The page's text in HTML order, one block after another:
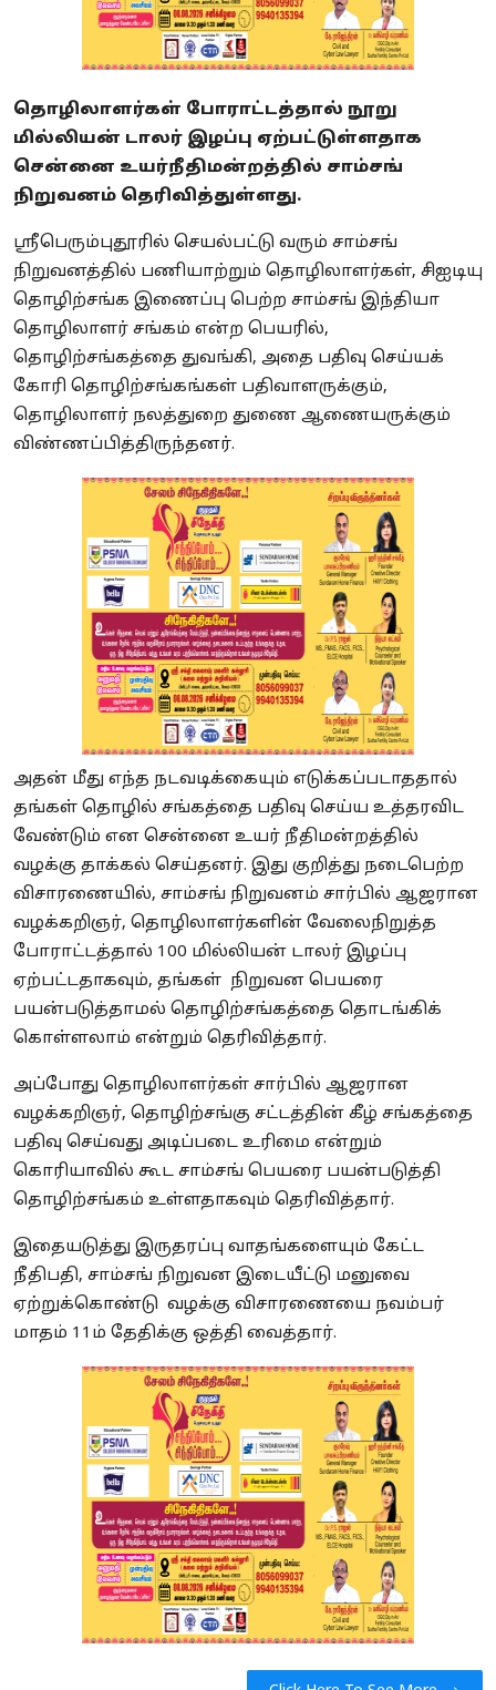
தொழிலாளர்கள் போராட்டத்தால் நூறு
மில்லியன் டாலர் இழப்பு ஏற்பட்டுள்ளதாக
சென்னை உயர்நீதிமன்றத்தில் சாம்சங்
நிறுவனம் தெரிவித்துள்ளது.
ஸ்ரீபெரும்புதூரில் செயல்பட்டு வரும் சாம்சங்
நிறுவனத்தில் பணியாற்றும் தொழிலாளர்கள், சிஐடியு
தொழிற்சங்க இணைப்பு பெற்ற சாம்சங் இந்தியா
தொழிலாளர் சங்கம் என்ற பெயரில்,
தொழிற்சங்கத்தை துவங்கி, அதை பதிவு செய்யக்
கோரி தொழிற்சங்கங்கள் பதிவாளருக்கும்,
தொழிலாளர் நலத்துறை துணை ஆணையருக்கும்
விண்ணப்பித்திருந்தனர்.
அதன் மீது எந்த நடவடிக்கையும் எடுக்கப்படாததால்
தங்கள் தொழில் சங்கத்தை பதிவு செய்ய உத்தரவிட
வேண்டும் என சென்னை உயர் நீதிமன்றத்தில்
வழக்கு தாக்கல் செய்தனர். இது குறித்து நடைபெற்ற
விசாரணையில், சாம்சங் நிறுவனம் சார்பில் ஆஜரான
வழக்கறிஞர், தொழிலாளர்களின் வேலைநிறுத்த
போராட்டத்தால் 100 மில்லியன் டாலர் இழப்பு
ஏற்பட்டதாகவும், தங்கள் நிறுவன பெயரை
பயன்படுத்தாமல் தொழிற்சங்கத்தை தொடங்கிக்
கொள்ளலாம் என்றும் தெரிவித்தார்.
அப்போது தொழிலாளர்கள் சார்பில் ஆஜரான
வழக்கறிஞர், தொழிற்சங்கு சட்டத்தின் கீழ் சங்கத்தை
பதிவு செய்வது அடிப்படை உரிமை என்றும்
கொரியாவில் கூட சாம்சங் பெயரை பயன்படுத்தி
தொழிற்சங்கம் உள்ளதாகவும் தெரிவித்தார்.
இதையடுத்து இருதரப்பு வாதங்களையும் கேட்ட
நீதிபதி, சாம்சங் நிறுவன இடையீட்டு மனுவை
ஏற்றுக்கொண்டு வழக்கு விசாரணையை நவம்பர்
மாதம் 11ம் தேதிக்கு ஒத்தி வைத்தார்.